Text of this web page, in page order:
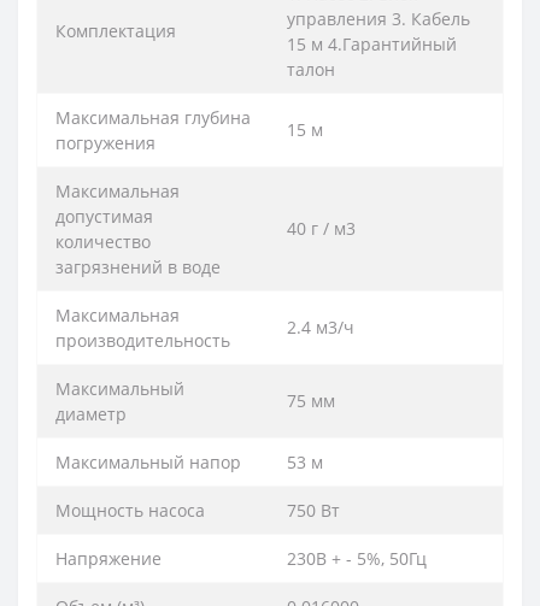
Комплектация
управления 3. Кабель
15 м 4.Гарантийный
талон
Максимальная глубина
погружения
15 м
Максимальная
допустимая
количество
загрязнений в воде
40 г / м3
Максимальная
производительность
2.4 м3/ч
Максимальный
диаметр
75 мм
Максимальный напор 53 м
Мощность насоса 750 Вт
Напряжение 230В + - 5%, 50Гц